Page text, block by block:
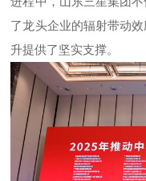
了龙头企业的辐射带动
升提供了坚实支撑。